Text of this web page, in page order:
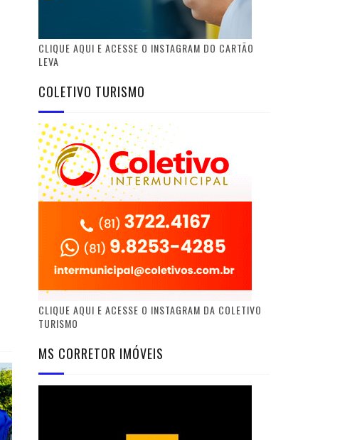
CLIQUE AQUI E ACESSE O INSTAGRAM DO CARTÃO
LEVA
COLETIVO TURISMO
CLIQUE AQUI E ACESSE O INSTAGRAM DA COLETIVO
TURISMO
MS CORRETOR IMÓVEIS